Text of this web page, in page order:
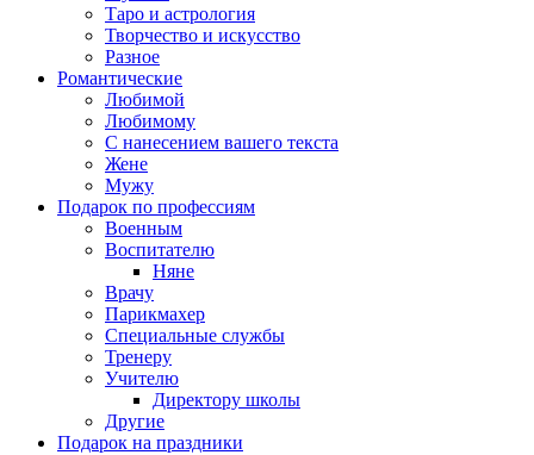
Таро и астрология
Творчество и искусство
Разное
Романтические
Любимой
Любимому
С нанесением вашего текста
Жене
Мужу
Подарок по профессиям
Военным
Воспитателю
Няне
Врачу
Парикмахер
Специальные службы
Тренеру
Учителю
Директору школы
Другие
Подарок на праздники